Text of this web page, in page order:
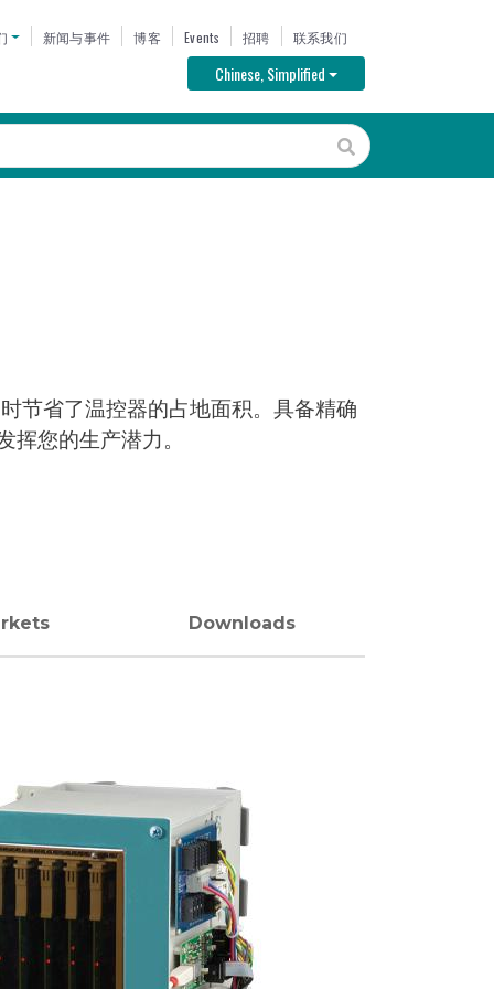
新闻与事件 博客 Events 招聘 联系我们
Chinese, SimplifiedToggle Dropdown
节省了温控器的占地面积。具备精确
挥您的生产潜力。
Downloads